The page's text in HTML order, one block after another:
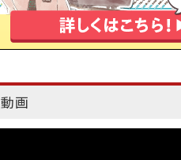
動画